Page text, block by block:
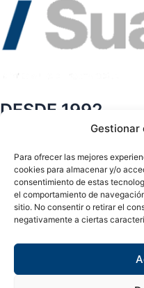
Gestionar
Para ofrecer las mejores
cookies para almacenar y/o
consentimiento de estas
el comportamiento de
sitio. No consentir o retirar el
negativamente a ciertas
DESDE 1992
Sobre nosotros
Contacto
Tienda
Páginas legales
Aviso legal
Política de cookies